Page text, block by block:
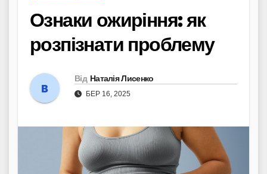
Ознаки ожиріння: як
розпізнати проблему
Від Наталія Лисенко
БЕР 16, 2025